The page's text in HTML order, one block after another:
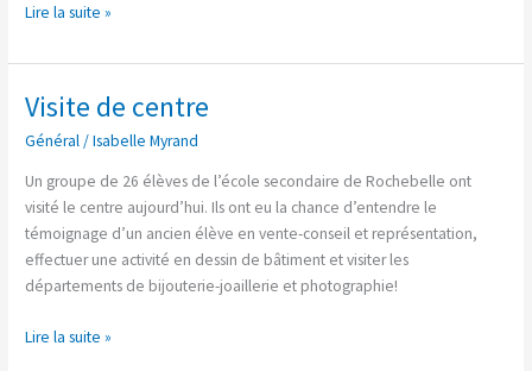
Lire la suite »
Visite de centre
Général/Isabelle Myrand
Un groupe de 26 élèves de l’école secondaire de Rochebelle ont
visité le centre aujourd’hui. Ils ont eu la chance d’entendre le
témoignage d’un ancien élève en vente-conseil et représentation,
effectuer une activité en dessin de bâtiment et visiter les
départements de bijouterie-joaillerie et photographie!
Visite
centre
Lire la suite »